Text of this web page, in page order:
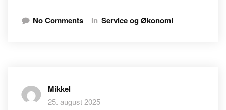
No Comments In Service og Økonomi
Mikkel
25. august 2025